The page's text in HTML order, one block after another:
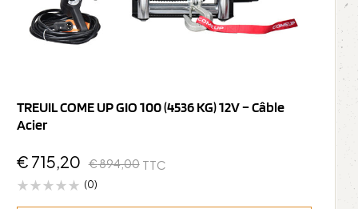
TREUIL COME UP GIO 100 (4536 KG) 12V – Câble
Acier
€894,00
€ 715,20 TTC
(0)